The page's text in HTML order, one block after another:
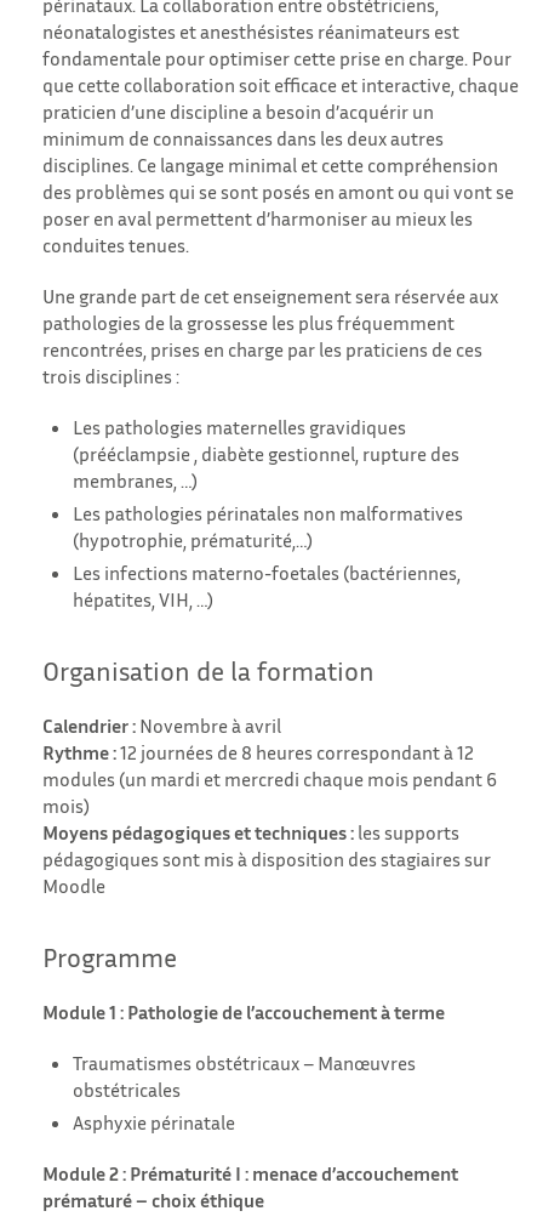
néonatalogistes et anesthésistes réanimateurs est
fondamentale pour optimiser cette prise en charge. Pour
que cette collaboration soit efficace et interactive, chaque
praticien d’une discipline a besoin d’acquérir un
minimum de connaissances dans les deux autres
disciplines. Ce langage minimal et cette compréhension
des problèmes qui se sont posés en amont ou qui vont se
poser en aval permettent d’harmoniser au mieux les
conduites tenues.
Une grande part de cet enseignement sera réservée aux
pathologies de la grossesse les plus fréquemment
rencontrées, prises en charge par les praticiens de ces
trois disciplines :
Les pathologies maternelles gravidiques
(prééclampsie , diabète gestionnel, rupture des
membranes, …)
Les pathologies périnatales non malformatives
(hypotrophie, prématurité,…)
Les infections materno-foetales (bactériennes,
hépatites, VIH, …)
Organisation de la formation
Calendrier : Novembre à avril
Rythme :12 journées de 8 heures correspondant à 12
modules (un mardi et mercredi chaque mois pendant 6
mois)
Moyens pédagogiques et techniques : les supports
pédagogiques sont mis à disposition des stagiaires sur
Moodle
Programme
Module 1 : Pathologie de l’accouchement à terme
Traumatismes obstétricaux – Manœuvres
obstétricales
Asphyxie périnatale
Module 2 : Prématurité I : menace d’accouchement
prématuré – choix éthique